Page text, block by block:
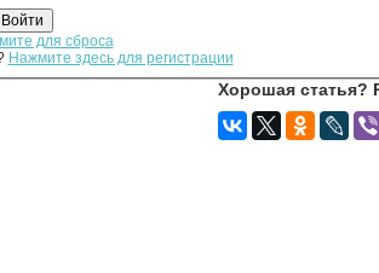
для сброса
Нажмите здесь для регистрации
Хорошая статья?